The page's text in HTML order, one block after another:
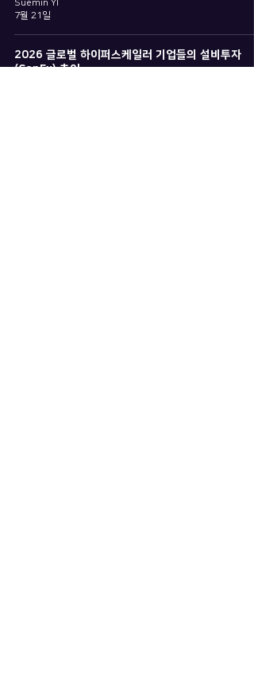
Suemin YI
7월 21일
2026 글로벌 하이퍼스케일러 기업들의 설비투자
(CapEx) 추이